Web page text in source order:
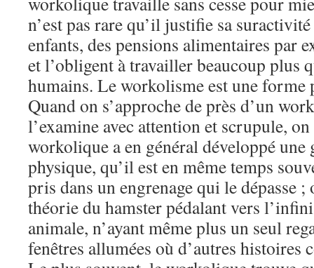
n’est pas rare qu’il justifie sa
enfants, des pensions alimentaires par
et l’obligent à travailler beaucoup plus
humains. Le workolisme est une forme
Quand on s’approche de près d’un
l’examine avec attention et scrupule,
workolique a en général développé une
physique, qu’il est en même temps
pris dans un engrenage qui le dépasse
théorie du hamster pédalant vers
animale, n’ayant même plus un seul
fenêtres allumées où d’autres histoires